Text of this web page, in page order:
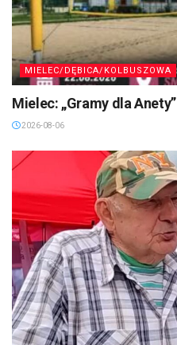
MIELEC/DĘBICA/KOLBUSZOWA
Mielec: „Gramy dla Anety”
2026-08-06